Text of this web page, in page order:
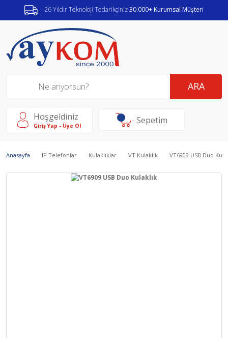
26 Yıldır Teknoloji Tedarikçiniz30.000+ Kurumsal Müşteri
ARA
Hoşgeldiniz
Giriş Yap - Üye Ol Sepetim
Anasayfa IP Telefonlar Kulaklıklar VT Kulaklık VT6909 USB Duo